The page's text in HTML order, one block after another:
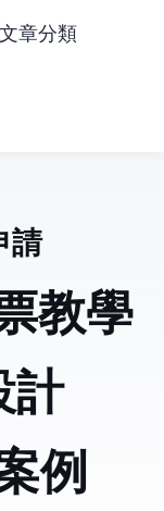
文章分類
請
票教學
計
例